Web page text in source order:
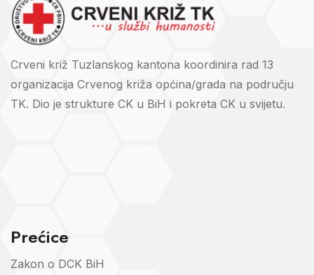
Crveni križ Tuzlanskog kantona koordinira rad 13
organizacija Crvenog križa općina/grada na području
TK. Dio je strukture CK u BiH i pokreta CK u svijetu.
Prećice
Zakon o DCK BiH